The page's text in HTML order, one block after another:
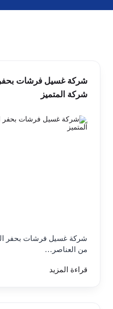
شركة المتميز
شركة غسيل فرشات بحفر
من العناصر…
قراءة المزيد